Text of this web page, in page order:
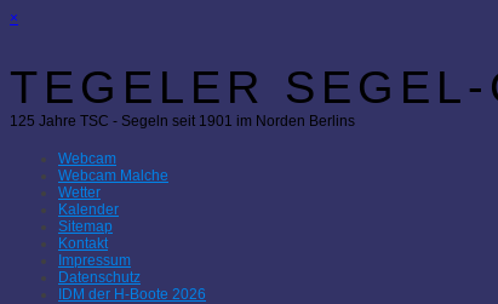
×
TEGELER
125 Jahre TSC - Segeln seit 1901 im Norden Berlins
Webcam
Webcam Malche
Wetter
Kalender
Sitemap
Kontakt
Impressum
Datenschutz
IDM der H-Boote 2026